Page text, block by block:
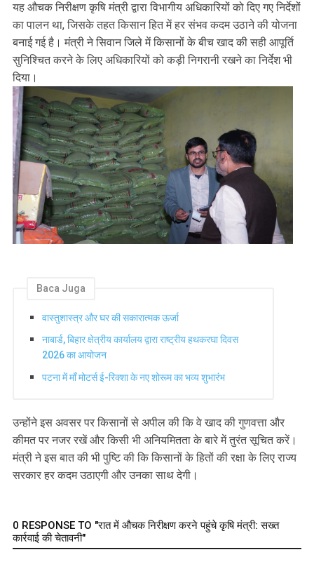
यह औचक निरीक्षण कृषि मंत्री द्वारा विभागीय अधिकारियों को दिए गए निर्देशों
का पालन था, जिसके तहत किसान हित में हर संभव कदम उठाने की योजना
बनाई गई है। मंत्री ने सिवान जिले में किसानों के बीच खाद की सही आपूर्ति
सुनिश्चित करने के लिए अधिकारियों को कड़ी निगरानी रखने का निर्देश भी
दिया।
Baca Juga
वास्तुशास्त्र और घर की सकारात्मक ऊर्जा
नाबार्ड, बिहार क्षेत्रीय कार्यालय द्वारा राष्ट्रीय हथकरघा दिवस
2026 का आयोजन
पटना में माँ मोटर्स ई-रिक्शा के नए शोरूम का भव्य शुभारंभ
उन्होंने इस अवसर पर किसानों से अपील की कि वे खाद की गुणवत्ता और
कीमत पर नजर रखें और किसी भी अनियमितता के बारे में तुरंत सूचित करें।
मंत्री ने इस बात की भी पुष्टि की कि किसानों के हितों की रक्षा के लिए राज्य
सरकार हर कदम उठाएगी और उनका साथ देगी।
0 RESPONSE TO "रात में औचक निरीक्षण करने पहुंचे कृषि मंत्री: सख्त
कार्रवाई की चेतावनी"